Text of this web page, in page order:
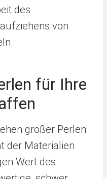
des
von
für Ihre
großer Perlen
der Materialien
Wert des